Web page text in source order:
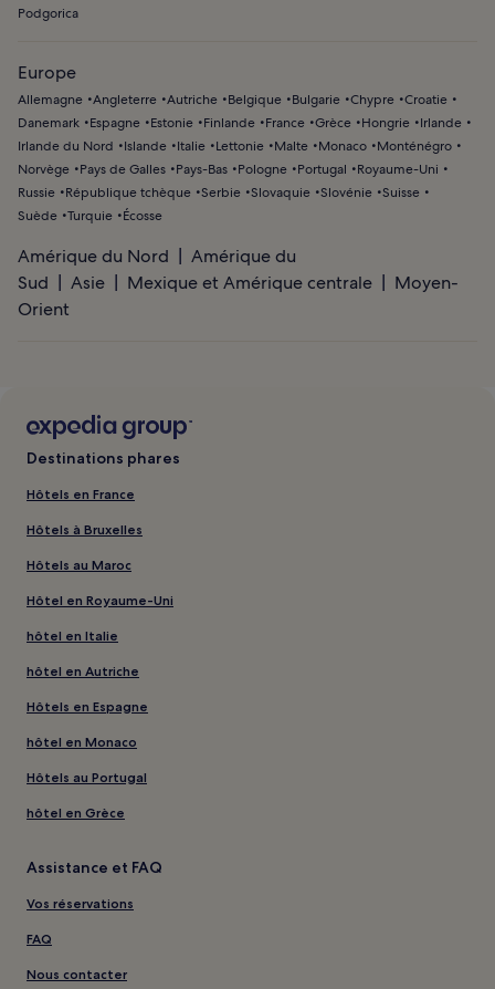
Podgorica
Europe
Allemagne Angleterre Autriche Belgique Bulgarie Chypre Croatie
Danemark
Espagne Estonie Finlande France Grèce Hongrie
Irlande
Irlande du Nord
Islande Italie Lettonie Malte Monaco
Monténégro
Norvège
Pays de Galles Pays-Bas Pologne Portugal
Royaume-Uni
Russie
République tchèque Serbie Slovaquie Slovénie Suisse
Suède Turquie Écosse
Amérique du Nord
Amérique du
Sud
Asie Mexique et Amérique centrale
Moyen-
Orient
Destinations phares
Hôtels en France
Hôtels à Bruxelles
Hôtels au Maroc
Hôtel en Royaume-Uni
hôtel en Italie
hôtel en Autriche
Hôtels en Espagne
hôtel en Monaco
Hôtels au Portugal
hôtel en Grèce
Assistance et FAQ
Vos réservations
FAQ
Nous contacter